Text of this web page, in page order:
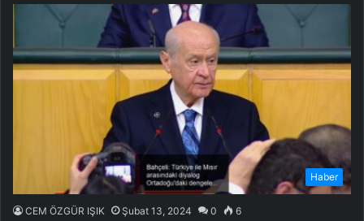
Haber
CEM ÖZGÜR IŞIK Şubat 13, 2024 0 6